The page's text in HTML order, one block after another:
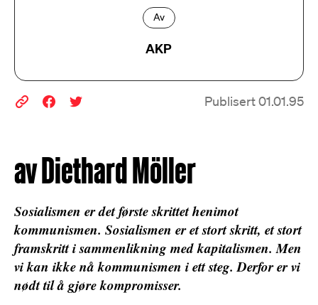
Av
AKP
Publisert 01.01.95
av Diethard Möller
Sosialismen er det første skrittet henimot
kommunismen. Sosialismen er et stort skritt, et stort
framskritt i sammenlikning med kapitalismen. Men
vi kan ikke nå kommunismen i ett steg. Derfor er vi
nødt til å gjøre kompromisser.